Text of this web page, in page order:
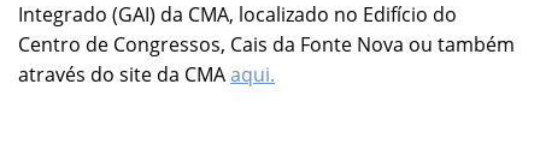
Integrado (GAI) da CMA, localizado no Edifício do
Centro de Congressos, Cais da Fonte Nova ou também
através do site da CMAaqui.